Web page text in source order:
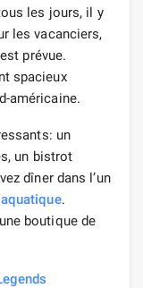
les jours, il y
les vacanciers,
est prévue.
spacieux
américaine.
un
un bistrot
dîner dans l’un
.
boutique de